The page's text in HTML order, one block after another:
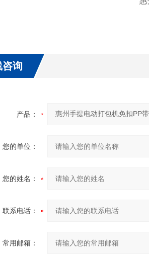
咨询
产品：
您的单位：
您的姓名：
联系电话：
常用邮箱：